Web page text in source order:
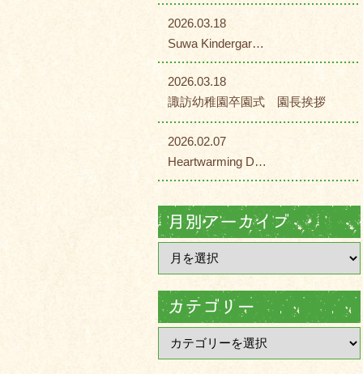
2026.03.18
Suwa Kindergar…
2026.03.18
諏訪幼稚園卒園式 園長挨拶
2026.02.07
Heartwarming D…